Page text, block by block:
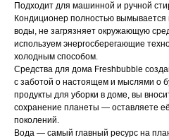
Подходит для машинной и ручной
Кондиционер полностью вымывается
воды, не загрязняет окружающую
используем энергосберегающие
холодным способом.
Средства для дома Freshbubble
с заботой о настоящем и мыслями о
продукты для уборки в доме, вы
сохранение планеты — оставляете
поколений.
Вода — самый главный ресурс на